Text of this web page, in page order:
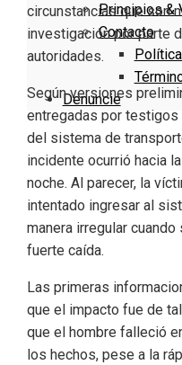
Principios &
Contacto
Denuncie
circunstancias que son
investigación por parte
autoridades.
Según versiones
entregadas por testigos
del sistema de
incidente ocurrió hacia
noche. Al parecer, la
intentado ingresar al
manera irregular cuando
fuerte caída.
Las primeras
que el impacto fue de
que el hombre falleció
los hechos, pese a la